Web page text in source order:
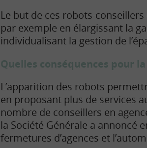
Le but de ces robots-
par exemple en élargissant la
individualisant la gestion de
Quelles conséquences pour
L’apparition des robots
en proposant plus de services
nombre de conseillers en
la Société Générale a annoncé
fermetures d’agences et